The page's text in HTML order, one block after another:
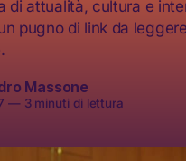
di attualità, cultura e
pugno di link da
Massone
—3 minuti di lettura